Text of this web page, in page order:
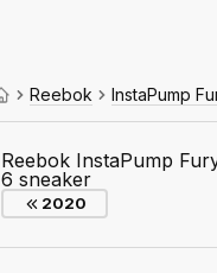
Reebok InstaPump
Reebok InstaPump
6 sneaker
2020